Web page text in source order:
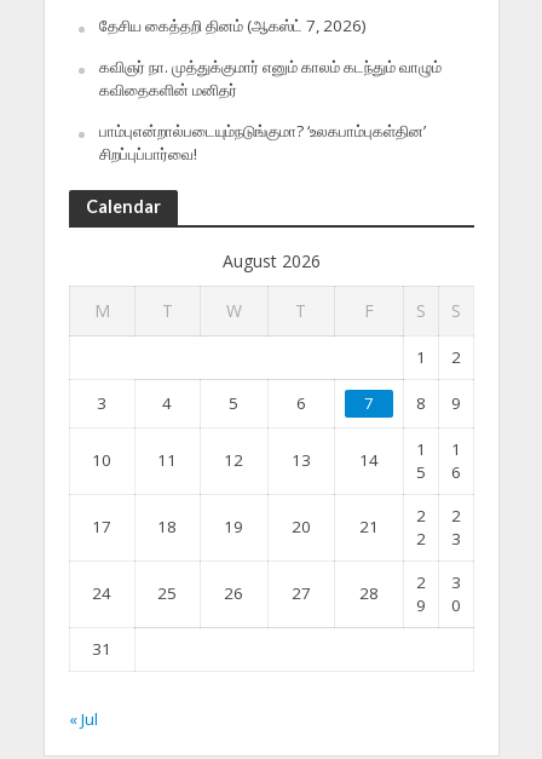
தேசிய கைத்தறி தினம் (ஆகஸ்ட் 7, 2026)
கவிஞர் நா. முத்துக்குமார் எனும் காலம் கடந்தும் வாழும்
கவிதைகளின் மனிதர்
பாம்புஎன்றால்படையும்நடுங்குமா? ‘உலகபாம்புகள்தின’
சிறப்புப்பார்வை!
Calendar
August 2026
M T W T F S S
1 2
3 4 5 6 7 8 9
10 11 12 13 14
1
5
1
6
17 18 19 20 21
2
2
2
3
24 25 26 27 28
2
9
3
0
31
« Jul